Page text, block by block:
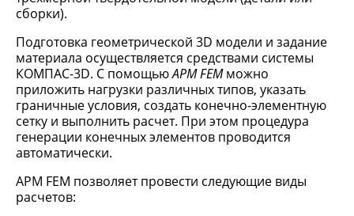
сборки).
Подготовка геометрической 3D модели и задание
материала осуществляется средствами системы
КОМПАС-3D. С помощьюAPM FEMможно
приложить нагрузки различных типов, указать
граничные условия, создать конечно-элементную
сетку и выполнить расчет. При этом процедура
генерации конечных элементов проводится
автоматически.
APM FEM позволяет провести следующие виды
расчетов: